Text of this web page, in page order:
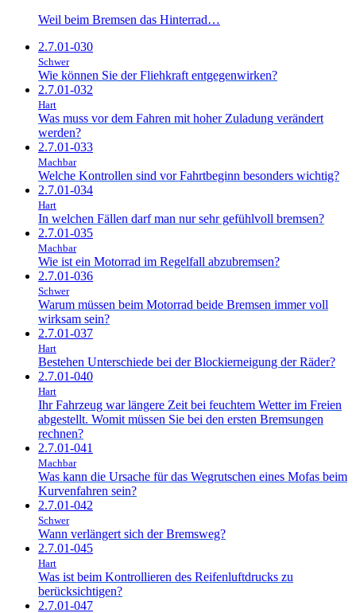
Weil beim Bremsen das Hinterrad…
2.7.01-030
Schwer
Wie können Sie der Fliehkraft entgegenwirken?
2.7.01-032
Hart
Was muss vor dem Fahren mit hoher Zuladung verändert
werden?
2.7.01-033
Machbar
Welche Kontrollen sind vor Fahrtbeginn besonders wichtig?
2.7.01-034
Hart
In welchen Fällen darf man nur sehr gefühlvoll bremsen?
2.7.01-035
Machbar
Wie ist ein Motorrad im Regelfall abzubremsen?
2.7.01-036
Schwer
Warum müssen beim Motorrad beide Bremsen immer voll
wirksam sein?
2.7.01-037
Hart
Bestehen Unterschiede bei der Blockierneigung der Räder?
2.7.01-040
Hart
Ihr Fahrzeug war längere Zeit bei feuchtem Wetter im Freien
abgestellt. Womit müssen Sie bei den ersten Bremsungen
rechnen?
2.7.01-041
Machbar
Was kann die Ursache für das Wegrutschen eines Mofas beim
Kurvenfahren sein?
2.7.01-042
Schwer
Wann verlängert sich der Bremsweg?
2.7.01-045
Hart
Was ist beim Kontrollieren des Reifenluftdrucks zu
berücksichtigen?
2.7.01-047